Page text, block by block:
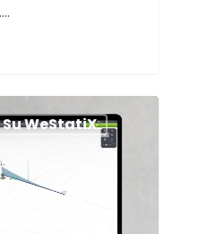
WeStatiX